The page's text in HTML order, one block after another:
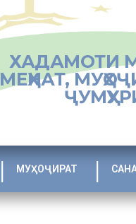
ХАДАМОТИ
МЕҲНАТ,
МУҲОҶИРАТ